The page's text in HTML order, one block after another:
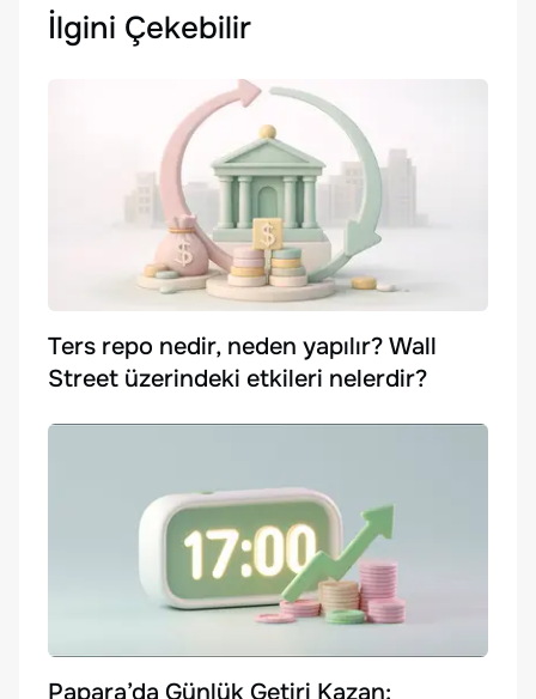
İlgini Çekebilir
Ters repo nedir, neden yapılır? Wall
Street üzerindeki etkileri nelerdir?
Papara’da Günlük Getiri Kazan: